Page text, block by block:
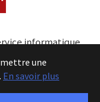
une
En savoir plus
informatique